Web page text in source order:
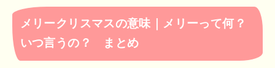
メリークリスマスの意味｜メリーって何？
いつ言うの？ まとめ